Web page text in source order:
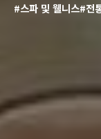
#스파 및 웰니스#전